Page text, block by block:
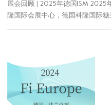
展会回顾 | 2025年德国ISM 2025
隆国际会展中心，德国科隆国际
和优势，耐心解答各种疑问。他们
识，赢得了客户的高度认可和赞
持，如有任何疑问和需求，欢迎
为您提供专业的质构解决方案。